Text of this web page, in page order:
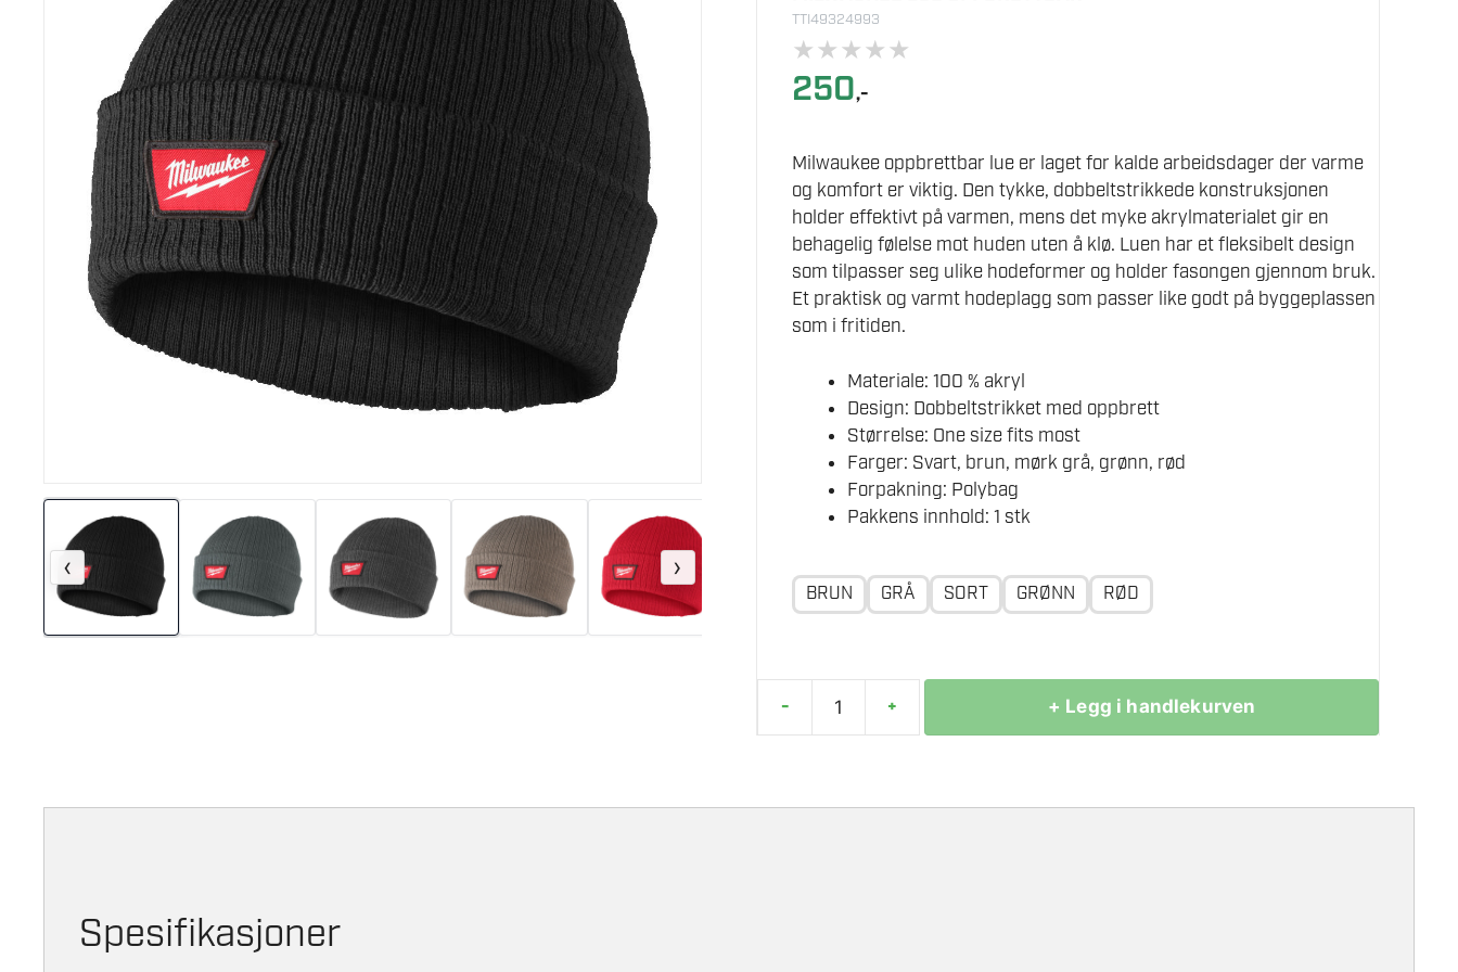
‹ ›
TTI49324993
★★★★★
250,-
Milwaukee oppbrettbar lue er laget for kalde arbeidsdager der varme
og komfort er viktig. Den tykke, dobbeltstrikkede konstruksjonen
holder effektivt på varmen, mens det myke akrylmaterialet gir en
behagelig følelse mot huden uten å klø. Luen har et fleksibelt design
som tilpasser seg ulike hodeformer og holder fasongen gjennom bruk.
Et praktisk og varmt hodeplagg som passer like godt på byggeplassen
som i fritiden.
Materiale: 100 % akryl
Design: Dobbeltstrikket med oppbrett
Størrelse: One size fits most
Farger: Svart, brun, mørk grå, grønn, rød
Forpakning: Polybag
Pakkens innhold: 1 stk
BRUN GRÅ SORT GRØNN RØD
-
MILWAUKEE
+ + Legg i handlekurven
Spesifikasjoner